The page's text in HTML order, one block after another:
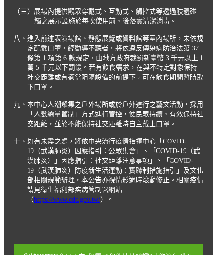
（三）展場內提供觀眾穿戴式、互動式、觸控式等透過肢體碰
觸之展示設施於每次使用前、後落實清潔消毒。
八、進入前述表演場館、靜態展覽或資料館等室內場所，未依規
定配戴口罩，經勸導不聽者，將依違反傳染病防治法第 37
條第 1 項第 6 款規定，由地方政府裁罰新臺幣 3 千元以上 1
萬 5 千元以下罰鍰。若有飲食需求，在與不特定對象保持
社交距離或有適當阻隔設備的前提下，可在飲食期間暫時取
下口罩。
九、本中心人潮聚集之戶外場所或於戶外進行之藝文活動，採用
「人數總量管制」方式進行管控，使民眾持續、有效保持社
交距離，並於不能保持社交距離時自主戴上口罩。
十、如有未盡之處，將依中央流行疫情指揮中心「COVID-
19（武漢肺炎）因應指引：公眾集會」、「COVID-19（武
漢肺炎）」因應指引：社交距離注意事項」、「COVID-
19（武漢肺炎）防疫新生活運動：實聯制措施指引」及文化
部相關規範辦理，本公告亦視情形適時滾動修正。相關疫情
請見衛生福利部疾病管制署網站
（https://www.cdc.gov.tw/）。